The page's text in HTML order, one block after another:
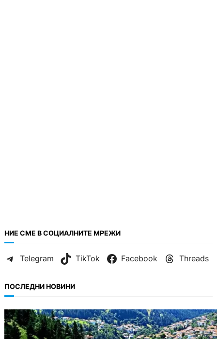
НИЕ СМЕ В СОЦИАЛНИТЕ МРЕЖИ
Telegram TikTok Facebook Threads
ПОСЛЕДНИ НОВИНИ
БЪЛГАРИЯ
Полицията алармира за нова схема с
фалшиви лечители и „вълшебни“ мехлеми